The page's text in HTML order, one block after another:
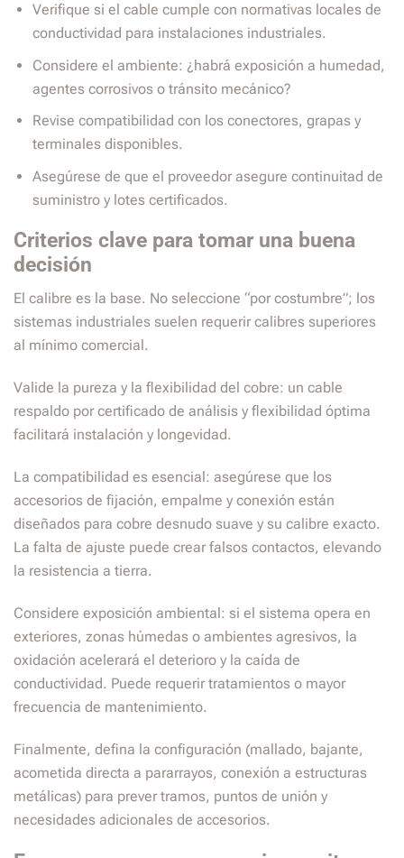
Verifique si el cable cumple con normativas locales de
conductividad para instalaciones industriales.
Considere el ambiente: ¿habrá exposición a humedad,
agentes corrosivos o tránsito mecánico?
Revise compatibilidad con los conectores, grapas y
terminales disponibles.
Asegúrese de que el proveedor asegure continuitad de
suministro y lotes certificados.
Criterios clave para tomar una buena
decisión
El calibre es la base. No seleccione “por costumbre”; los
sistemas industriales suelen requerir calibres superiores
al mínimo comercial.
Valide la pureza y la flexibilidad del cobre: un cable
respaldo por certificado de análisis y flexibilidad óptima
facilitará instalación y longevidad.
La compatibilidad es esencial: asegúrese que los
accesorios de fijación, empalme y conexión están
diseñados para cobre desnudo suave y su calibre exacto.
La falta de ajuste puede crear falsos contactos, elevando
la resistencia a tierra.
Considere exposición ambiental: si el sistema opera en
exteriores, zonas húmedas o ambientes agresivos, la
oxidación acelerará el deterioro y la caída de
conductividad. Puede requerir tratamientos o mayor
frecuencia de mantenimiento.
Finalmente, defina la configuración (mallado, bajante,
acometida directa a pararrayos, conexión a estructuras
metálicas) para prever tramos, puntos de unión y
necesidades adicionales de accesorios.